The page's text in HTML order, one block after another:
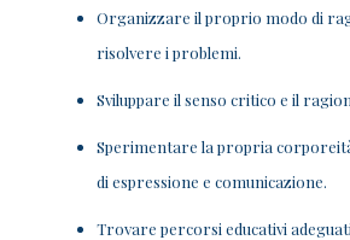
Organizzare il proprio modo di
risolvere i problemi.
Sviluppare il senso critico e il
Sperimentare la propria
di espressione e comunicazione.
Trovare percorsi educativi